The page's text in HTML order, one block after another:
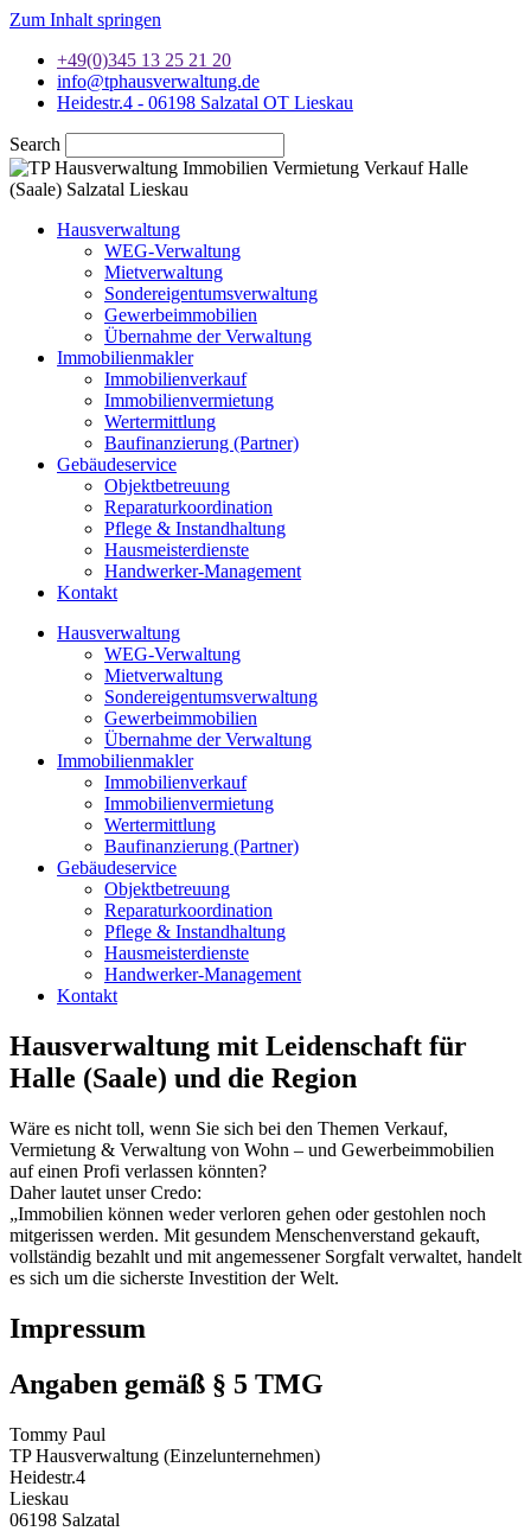
Zum Inhalt springen
+49(0)345 13 25 21 20
info@tphausverwaltung.de
Heidestr.4 - 06198 Salzatal OT Lieskau
Search
Hausverwaltung
WEG-Verwaltung
Mietverwaltung
Sondereigentumsverwaltung
Gewerbeimmobilien
Übernahme der Verwaltung
Immobilienmakler
Immobilienverkauf
Immobilienvermietung
Wertermittlung
Baufinanzierung (Partner)
Gebäudeservice
Objektbetreuung
Reparaturkoordination
Pflege & Instandhaltung
Hausmeisterdienste
Handwerker‑Management
Kontakt
Hausverwaltung
WEG-Verwaltung
Mietverwaltung
Sondereigentumsverwaltung
Gewerbeimmobilien
Übernahme der Verwaltung
Immobilienmakler
Immobilienverkauf
Immobilienvermietung
Wertermittlung
Baufinanzierung (Partner)
Gebäudeservice
Objektbetreuung
Reparaturkoordination
Pflege & Instandhaltung
Hausmeisterdienste
Handwerker‑Management
Kontakt
Hausverwaltung mit Leidenschaft für
Halle (Saale) und die Region
Wäre es nicht toll, wenn Sie sich bei den Themen Verkauf,
Vermietung & Verwaltung von Wohn – und Gewerbeimmobilien
auf einen Profi verlassen könnten?
Daher lautet unser Credo:
„Immobilien können weder verloren gehen oder gestohlen noch
mitgerissen werden. Mit gesundem Menschenverstand gekauft,
vollständig bezahlt und mit angemessener Sorgfalt verwaltet, handelt
es sich um die sicherste Investition der Welt.
Impressum
Angaben gemäß § 5 TMG
Tommy Paul
TP Hausverwaltung (Einzelunternehmen)
Heidestr.4
Lieskau
06198 Salzatal